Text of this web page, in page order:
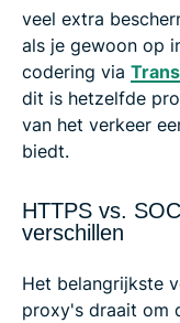
veel extra
als je gewoon op
codering via
dit is hetzelfde
van het verkeer
biedt.
HTTPS vs.
verschillen
Het belangrijkste
proxy's draait om